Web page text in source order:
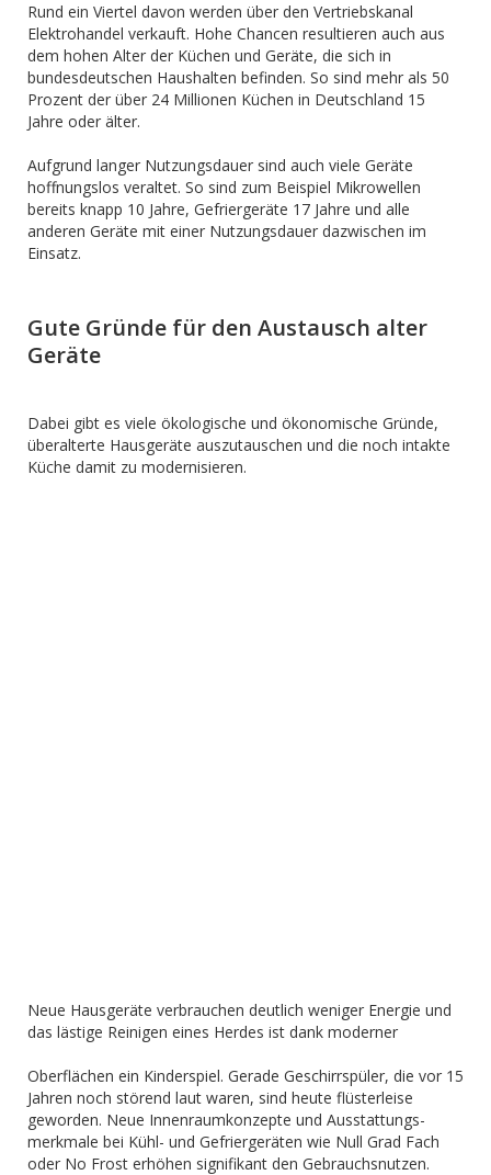
Rund ein Viertel davon werden über den Vertriebskanal
Elektrohandel verkauft. Hohe Chancen resultieren auch aus
dem hohen Alter der Küchen und Geräte, die sich in
bundesdeutschen Haushalten befinden. So sind mehr als 50
Prozent der über 24 Millionen Küchen in Deutschland 15
Jahre oder älter.
Aufgrund langer Nutzungsdauer sind auch viele Geräte
hoffnungslos veraltet. So sind zum Beispiel Mikrowellen
bereits knapp 10 Jahre, Gefriergeräte 17 Jahre und alle
anderen Geräte mit einer Nutzungsdauer dazwischen im
Einsatz.
Gute Gründe für den Austausch alter
Geräte
Dabei gibt es viele ökologische und ökonomische Gründe,
überalterte Hausgeräte auszutauschen und die noch intakte
Küche damit zu modernisieren.
Neue Hausgeräte verbrauchen deutlich weniger Energie und
das lästige Reinigen eines Herdes ist dank moderner
Oberflächen ein Kinderspiel. Gerade Geschirrspüler, die vor 15
Jahren noch störend laut waren, sind heute flüsterleise
geworden. Neue Innenraumkonzepte und Ausstattungs-
merkmale bei Kühl- und Gefriergeräten wie Null Grad Fach
oder No Frost erhöhen signifikant den Gebrauchsnutzen.